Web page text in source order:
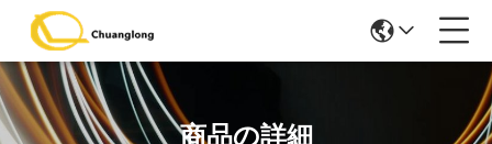
商品の詳細